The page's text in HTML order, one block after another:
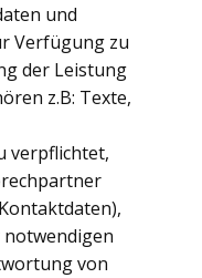
und
Verfügung zu
der Leistung
z.B: Texte,
verpflichtet,
von